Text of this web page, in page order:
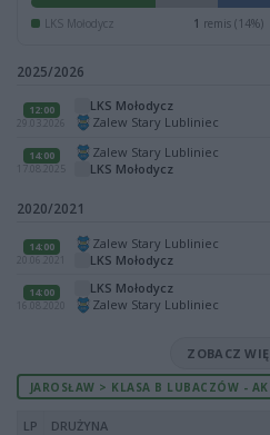
LKS Mołodycz 1 remis (14%)
2025/2026
12:00
29.03.2026
LKS Mołodycz
Zalew Stary Lubliniec
14:00
17.08.2025
Zalew Stary Lubliniec
LKS Mołodycz
2020/2021
14:00
20.06.2021
Zalew Stary Lubliniec
LKS Mołodycz
14:00
16.08.2020
LKS Mołodycz
Zalew Stary Lubliniec
ZOBACZ
JAROSŁAW > KLASA B LUBACZÓW -
LP DRUŻYNA